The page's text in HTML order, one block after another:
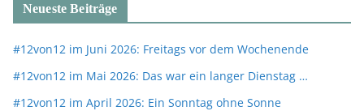
Neueste Beiträge
#12von12 im Juni 2026: Freitags vor dem Wochenende
#12von12 im Mai 2026: Das war ein langer Dienstag …
#12von12 im April 2026: Ein Sonntag ohne Sonne